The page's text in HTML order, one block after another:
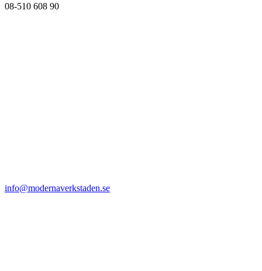
08-510 608 90
info@modernaverkstaden.se